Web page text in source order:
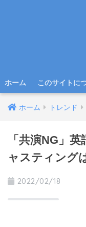
ホーム このサイトに
ホーム トレンド
「共演NG」
ャスティング
2022/02/18